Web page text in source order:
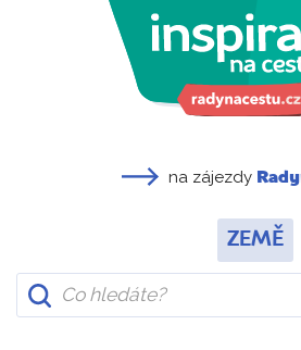
na zájezdy
ZEMĚ